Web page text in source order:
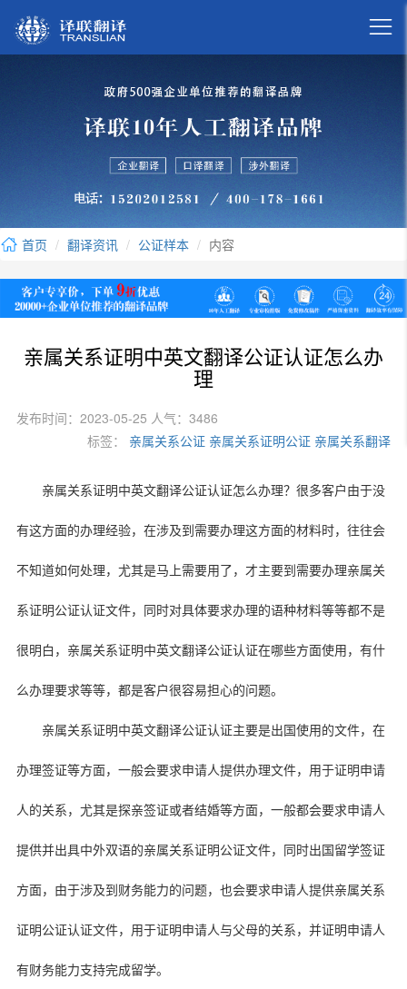

首页 翻译资讯 公证样本 内容
亲属关系证明中英文翻译公证认证怎么办
理
发布时间：2023-05-25 人气：3486
标签：
亲属关系公证 亲属关系证明公证 亲属关系翻译
亲属关系证明中英文翻译公证认证怎么办理？很多客户由于没
有这方面的办理经验，在涉及到需要办理这方面的材料时，往往会
不知道如何处理，尤其是马上需要用了，才主要到需要办理亲属关
系证明公证认证文件，同时对具体要求办理的语种材料等等都不是
很明白，亲属关系证明中英文翻译公证认证在哪些方面使用，有什
么办理要求等等，都是客户很容易担心的问题。
亲属关系证明中英文翻译公证认证主要是出国使用的文件，在
办理签证等方面，一般会要求申请人提供办理文件，用于证明申请
人的关系，尤其是探亲签证或者结婚等方面，一般都会要求申请人
提供并出具中外双语的亲属关系证明公证文件，同时出国留学签证
方面，由于涉及到财务能力的问题，也会要求申请人提供亲属关系
证明公证认证文件，用于证明申请人与父母的关系，并证明申请人
有财务能力支持完成留学。